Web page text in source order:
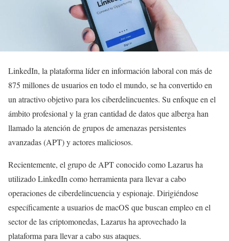
LinkedIn, la plataforma líder en información laboral con más de
875 millones de usuarios en todo el mundo, se ha convertido en
un atractivo objetivo para los ciberdelincuentes. Su enfoque en el
ámbito profesional y la gran cantidad de datos que alberga han
llamado la atención de grupos de amenazas persistentes
avanzadas (APT) y actores maliciosos.
Recientemente, el grupo de APT conocido como Lazarus ha
utilizado LinkedIn como herramienta para llevar a cabo
operaciones de ciberdelincuencia y espionaje. Dirigiéndose
específicamente a usuarios de macOS que buscan empleo en el
sector de las criptomonedas, Lazarus ha aprovechado la
plataforma para llevar a cabo sus ataques.